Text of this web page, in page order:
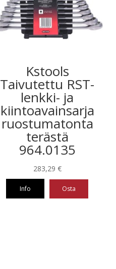
Kstools
Taivutettu RST-
lenkki- ja
kiintoavainsarja
ruostumatonta
terästä
964.0135
283,29 €
Info Osta